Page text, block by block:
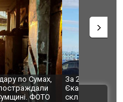
з Україною: в
загорівся
"Мої